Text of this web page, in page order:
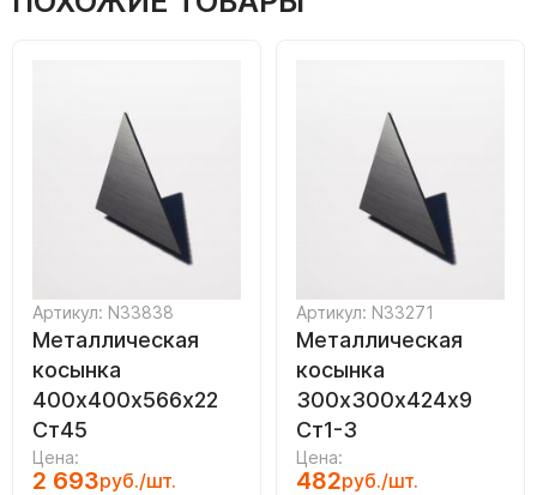
Артикул: N33838
Металлическая
косынка
400х400х566х22
Ст45
Цена:
2 693руб./шт.
Артикул: N33271
Металлическая
косынка
300х300х424х9
Ст1-3
Цена:
482руб./шт.